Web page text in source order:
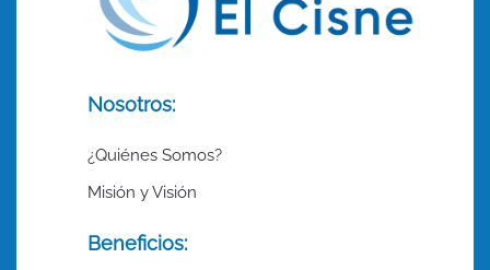
Nosotros:
¿Quiénes Somos?
Misión y Visión
Beneficios: